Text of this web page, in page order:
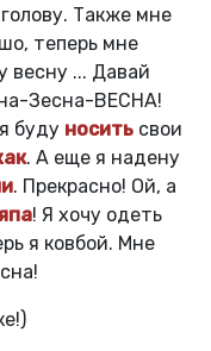
Также мне
теперь мне
весну ... Давай
Зесна-ВЕСНА!
буду носить свои
. А еще я надену
. Прекрасно! Ой, а
! Я хочу одеть
я ковбой. Мне